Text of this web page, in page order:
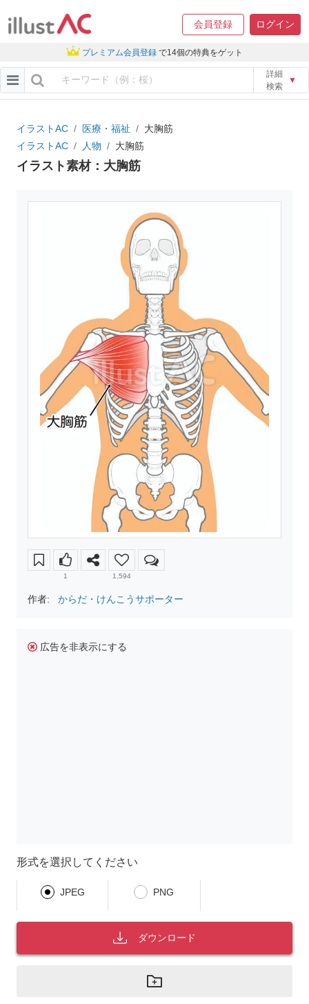
会員登録 ログイン
プレミアム会員登録 で14個の特典をゲット
詳細
検索
▼
イラストAC 医療・福祉
大胸筋
イラストAC
人物 大胸筋
イラスト素材：大胸筋
1 1,594
作者: からだ・けんこうサポーター
広告を非表示にする
形式を選択してください
JPEG PNG
ダウンロード